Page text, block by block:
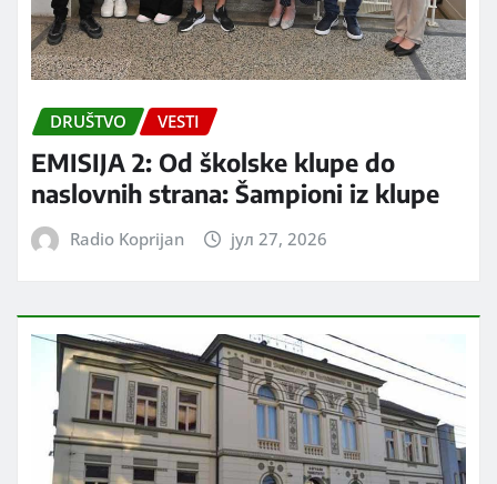
DRUŠTVO VESTI
EMISIJA 2: Od školske klupe do
naslovnih strana: Šampioni iz klupe
Radio Koprijan јул 27, 2026